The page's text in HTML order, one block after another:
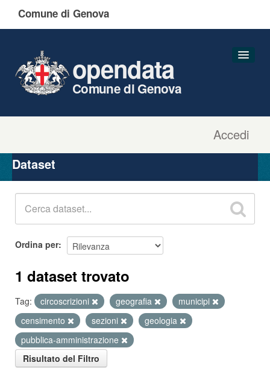
Comune di Genova
Accedi
opendata
Comune di Genova
Organizzazioni
Gruppi
Dataset
Ordina per
1 dataset trovato
Tag: circoscrizioni geografia
municipi
censimento
sezioni
geologia
pubblica-amministrazione
Risultato del Filtro